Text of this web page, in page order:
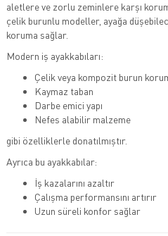
aletlere ve zorlu zeminlere karşı
çelik burunlu modeller, ayağa
koruma sağlar.
Modern iş ayakkabıları:
Çelik veya kompozit burun
Kaymaz taban
Darbe emici yapı
Nefes alabilir malzeme
gibi özelliklerle donatılmıştır.
Ayrıca bu ayakkabılar:
İş kazalarını azaltır
Çalışma performansını artırır
Uzun süreli konfor sağlar